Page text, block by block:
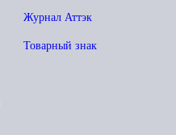
Журнал Аттэк
Товарный знак